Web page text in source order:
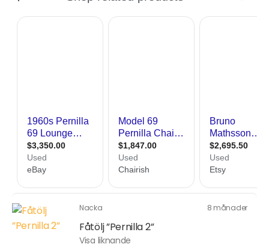
Nacka 8 månader
Fåtölj ”Pernilla 2”
Visa liknande